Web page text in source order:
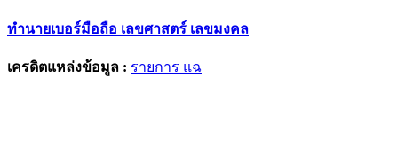
ทำนายเบอร์มือถือ เลขศาสตร์ เลขมงคล
เครดิตแหล่งข้อมูล : รายการ แฉ